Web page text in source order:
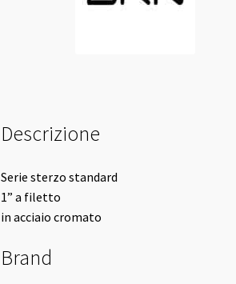
Descrizione
Serie sterzo standard
1” a filetto
in acciaio cromato
Brand